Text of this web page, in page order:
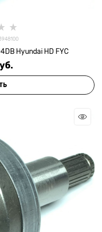
Hyundai HD FYC